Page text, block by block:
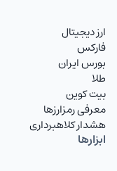
ارز دیجیتال
فارکس
بورس ایران
طلا
بیت کوین
معرفی رمزارزها
هشدار کلاهبرداری
ابزارها